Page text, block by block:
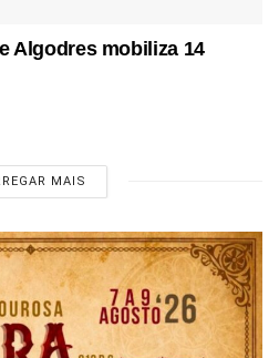
Algodres mobiliza 14
MAIS